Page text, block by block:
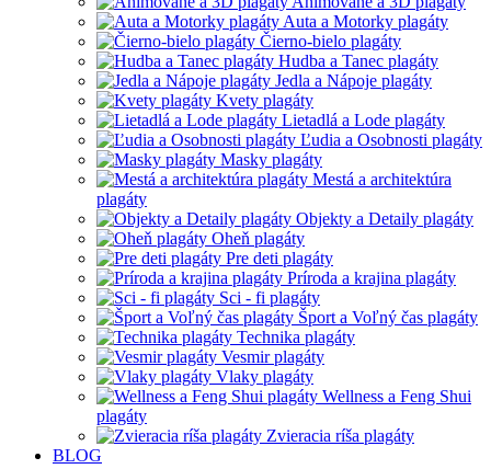
Auta a Motorky plagáty
Čierno-bielo plagáty
Hudba a Tanec plagáty
Jedla a Nápoje plagáty
Kvety plagáty
Lietadlá a Lode plagáty
Ľudia a Osobnosti plagáty
Masky plagáty
Mestá a architektúra
plagáty
Objekty a Detaily plagáty
Oheň plagáty
Pre deti plagáty
Príroda a krajina plagáty
Sci - fi plagáty
Šport a Voľný čas plagáty
Technika plagáty
Vesmir plagáty
Vlaky plagáty
Wellness a Feng Shui
plagáty
Zvieracia ríša plagáty
BLOG